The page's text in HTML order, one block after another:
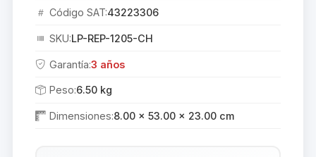
Código SAT:43223306
SKU:LP-REP-1205-CH
Garantía:3 años
Peso:6.50 kg
Dimensiones:8.00 × 53.00 × 23.00 cm